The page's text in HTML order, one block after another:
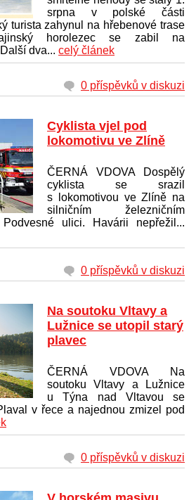
srpna v polské části
turista zahynul na hřebenové trase
horolezec se zabil na
dva... celý článek
0 příspěvků v diskuzi
Cyklista vjel pod
lokomotivu ve Zlíně
ČERNÁ VDOVA Dospělý
cyklista se srazil
s lokomotivou ve Zlíně na
silničním železničním
ulici. Havárii nepřežil...
0 příspěvků v diskuzi
Na soutoku Vltavy a
Lužnice se utopil starý
plavec
ČERNÁ VDOVA Na
soutoku Vltavy a Lužnice
u Týna nad Vltavou se
v řece a najednou zmizel pod
0 příspěvků v diskuzi